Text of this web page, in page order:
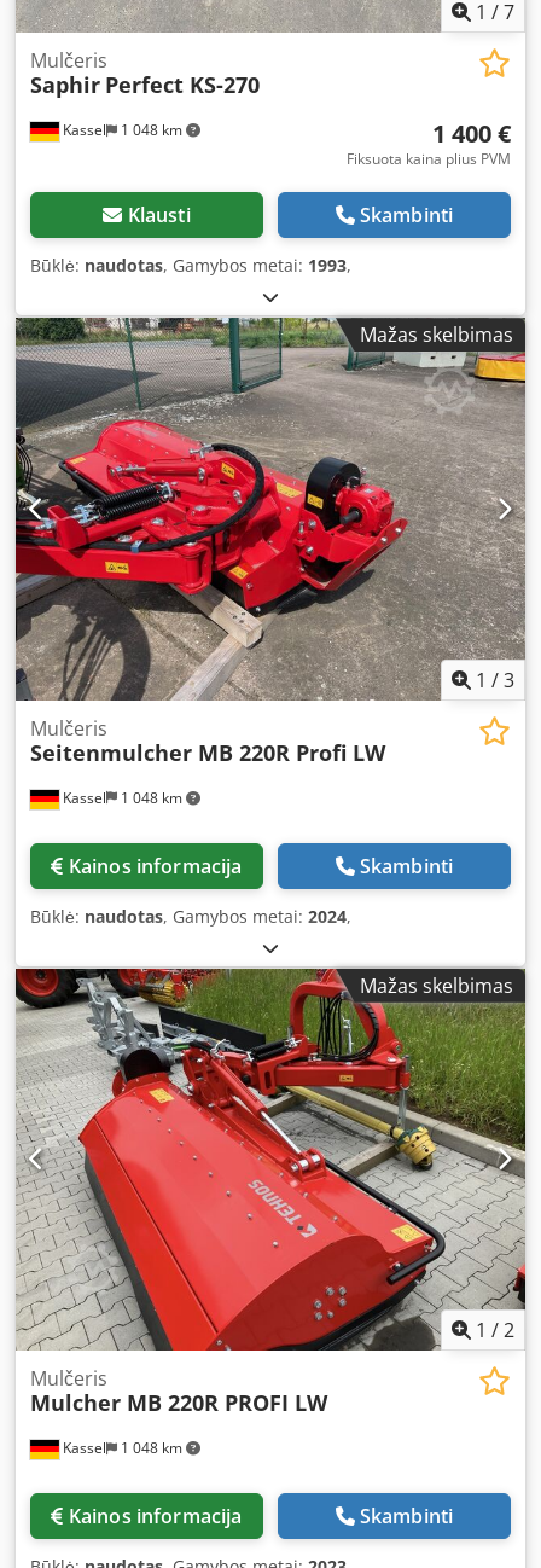
1 /7
Kassel 1 048 km
Mulčeris
Saphir Perfect KS-270
1 400 €
Fiksuota kaina plius PVM
Klausti Skambinti
Būklė: naudotas, Gamybos metai: 1993,
Mažas skelbimas
1 /3
Kassel 1 048 km
Mulčeris
Seitenmulcher MB 220R Profi LW
Kainos informacija Skambinti
Būklė: naudotas, Gamybos metai: 2024,
Mažas skelbimas
1 /2
Kassel 1 048 km
Mulčeris
Mulcher MB 220R PROFI LW
Kainos informacija Skambinti